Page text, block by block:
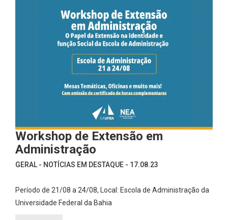
Workshop de Extensão em
Administração
GERAL - NOTÍCIAS EM DESTAQUE - 17.08.23
Período de 21/08 a 24/08, Local: Escola de Administração da
Universidade Federal da Bahia